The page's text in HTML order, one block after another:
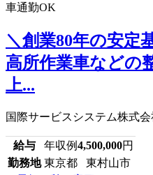
車通勤OK
＼創業80年の安定
高所作業車などの
上...
国際サービスシステム株式会
給与 年収例4,500,000円
勤務地 東京都 東村山市